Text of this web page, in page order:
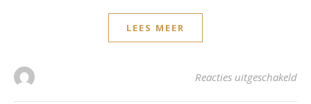
LEES MEER
Reacties uitgeschakeld